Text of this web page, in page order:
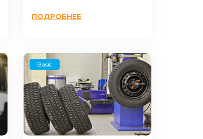
ПОДРОБНЕЕ
Basic